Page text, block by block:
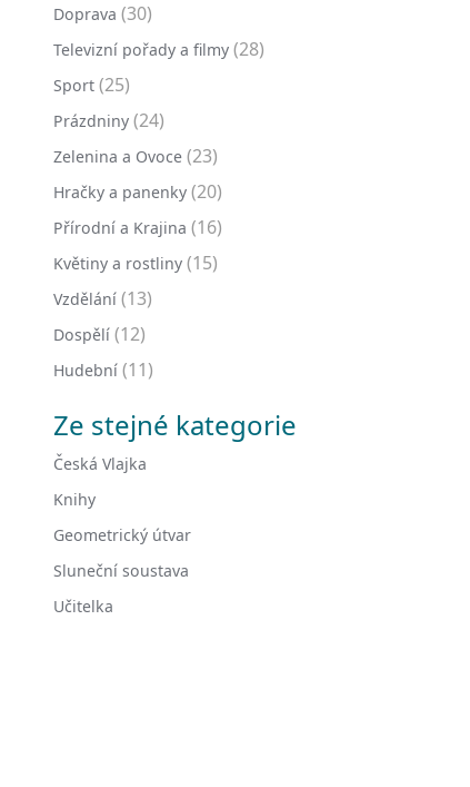
Doprava (30)
Televizní pořady a filmy (28)
Sport (25)
Prázdniny (24)
Zelenina a Ovoce (23)
Hračky a panenky (20)
Přírodní a Krajina (16)
Květiny a rostliny (15)
Vzdělání (13)
Dospělí (12)
Hudební (11)
Ze stejné kategorie
Česká Vlajka
Knihy
Geometrický útvar
Sluneční soustava
Učitelka